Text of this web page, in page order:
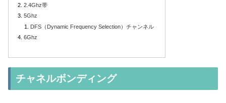
2.4Ghz帯
5Ghz
DFS（Dynamic Frequency Selection）チャンネル
6Ghz
チャネルボンディング